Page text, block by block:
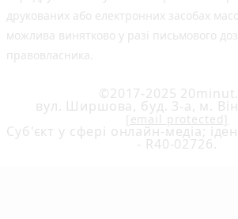
друкованих або електронних засобах
можлива винятково у разі письмового
правовласника.
©2017-2025
вул. Ширшова, буд. 3-а, м.
[email protected]
Cуб'єкт у сфері онлайн-медіа;
- R40-02726.